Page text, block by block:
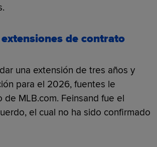
de contrato
una extensión de tres años y
para el 2026, fuentes le
de MLB.com. Feinsand fue el
el cual no ha sido confirmado